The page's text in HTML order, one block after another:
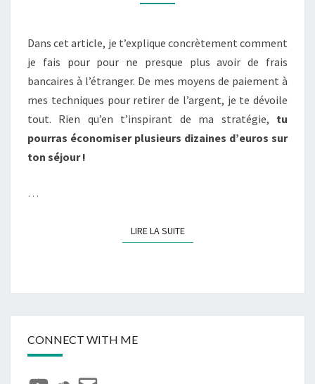
EN
TOUTE
MA
STRATÉGIE !
Dans cet article, je t’explique concrètement comment
je fais pour pour ne presque plus avoir de frais
bancaires à l’étranger. De mes moyens de paiement à
mes techniques pour retirer de l’argent, je te dévoile
tout. Rien qu’en t’inspirant de ma stratégie, tu
pourras économiser plusieurs dizaines d’euros sur
ton séjour !
…
LIRE LA SUITELIRE LA SUITE
CONNECT WITH ME
YouTubeSoundCloud
E-